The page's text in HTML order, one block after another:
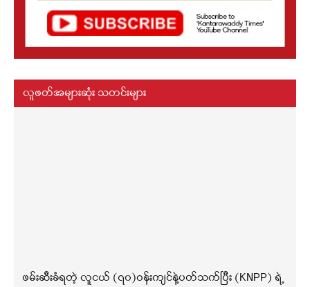
လူဖတ်အများဆုံး သတင်းများ
ဖမ်းဆီးခံရတဲ့ လူငယ် (၇၀)ဝန်းကျင်နဲ့ပတ်သက်ပြီး (KNPP) ရဲ့